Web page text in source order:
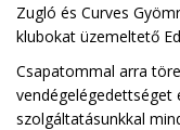
Zugló és Curves
klubokat üzemeltető
Csapatommal arra
vendégelégedettséget
szolgáltatásunkkal